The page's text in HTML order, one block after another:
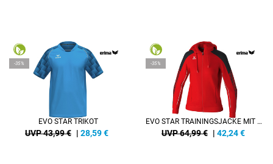
-35%
EVO STAR TRIKOT
UVP 43,99 € | 28,59€
-35%
EVO STAR TRAININGSJACKE MIT KAPUZE DAMEN
UVP 64,99 € | 42,24€